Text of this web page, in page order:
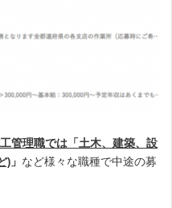
管理職では「土木、建築、設
) 」 など様々な職種で中途の募